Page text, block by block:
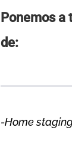
Ponemos
de:
-Home